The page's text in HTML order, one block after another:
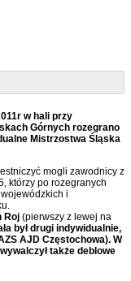
w hali przy
Górnych rozegrano
Mistrzostwa Śląska
mogli zawodnicy z
którzy po rozegranych
i
Roj (pierwszy z lewej na
był drugi indywidualnie,
AJD Częstochowa). W
także deblowe